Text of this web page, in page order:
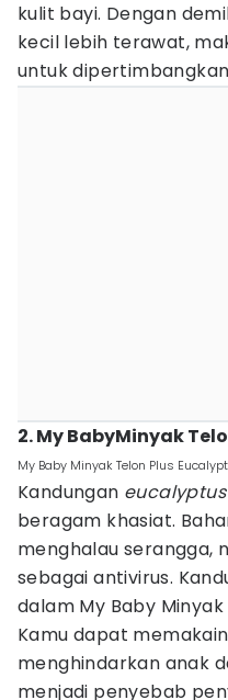
kulit bayi. Dengan
kecil lebih terawat,
untuk
2. My BabyMinyak
My Baby Minyak Telon Plus
Kandungan eucalyptus
beragam khasiat.
menghalau serangga,
sebagai antivirus.
dalam My Baby
Kamu dapat
menghindarkan anak
menjadi penyebab